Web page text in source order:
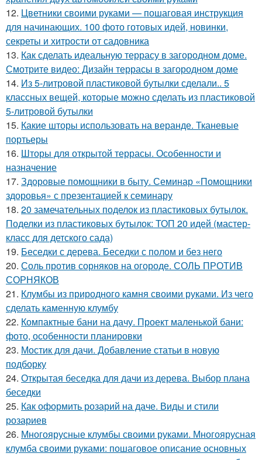
12. Цветники своими руками — пошаговая инструкция
для начинающих. 100 фото готовых идей, новинки,
секреты и хитрости от садовника
13. Как сделать идеальную террасу в загородном доме.
Смотрите видео: Дизайн террасы в загородном доме
14. Из 5-литровой пластиковой бутылки сделали.. 5
классных вещей, которые можно сделать из пластиковой
5-литровой бутылки
15. Какие шторы использовать на веранде. Тканевые
портьеры
16. Шторы для открытой террасы. Особенности и
назначение
17. Здоровые помощники в быту. Семинар «Помощники
здоровья» с презентацией к семинару
18. 20 замечательных поделок из пластиковых бутылок.
Поделки из пластиковых бутылок: ТОП 20 идей (мастер-
класс для детского сада)
19. Беседки с дерева. Беседки с полом и без него
20. Соль против сорняков на огороде. СОЛЬ ПРОТИВ
СОРНЯКОВ
21. Клумбы из природного камня своими руками. Из чего
сделать каменную клумбу
22. Компактные бани на дачу. Проект маленькой бани:
фото, особенности планировки
23. Мостик для дачи. Добавление статьи в новую
подборку
24. Открытая беседка для дачи из дерева. Выбор плана
беседки
25. Как оформить розарий на даче. Виды и стили
розариев
26. Многоярусные клумбы своими руками. Многоярусная
клумба своими руками: пошаговое описание основных